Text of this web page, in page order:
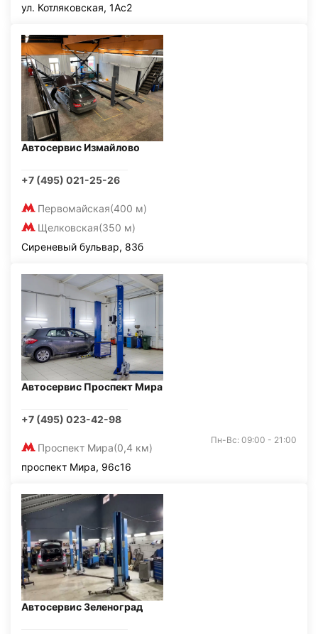
ул. Котляковская, 1Ас2
Автосервис Измайлово
+7 (495) 021-25-26
Первомайская(400 м)
Щелковская(350 м)
Сиреневый бульвар, 83б
Автосервис Проспект Мира
+7 (495) 023-42-98
Проспект Мира(0,4 км)
Пн-Вс: 09:00 - 21:00
проспект Мира, 96с16
Автосервис Зеленоград